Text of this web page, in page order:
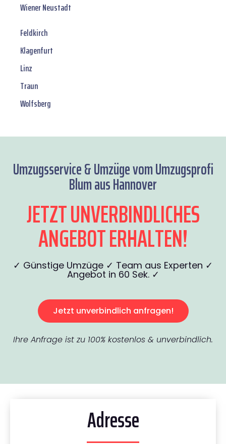
Wiener Neustadt
Feldkirch
Klagenfurt
Linz
Traun
Wolfsberg
Umzugsservice & Umzüge vom Umzugsprofi
Blum aus Hannover
JETZT UNVERBINDLICHES
ANGEBOT ERHALTEN!
✓ Günstige Umzüge ✓ Team aus Experten ✓
Angebot in 60 Sek. ✓
Jetzt unverbindlich anfragen!
Ihre Anfrage ist zu 100% kostenlos & unverbindlich.
Adresse